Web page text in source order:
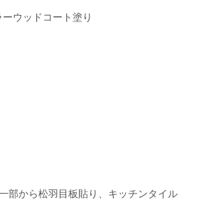
ウッドコート塗り
部から松羽目板貼り、キッチンタイル